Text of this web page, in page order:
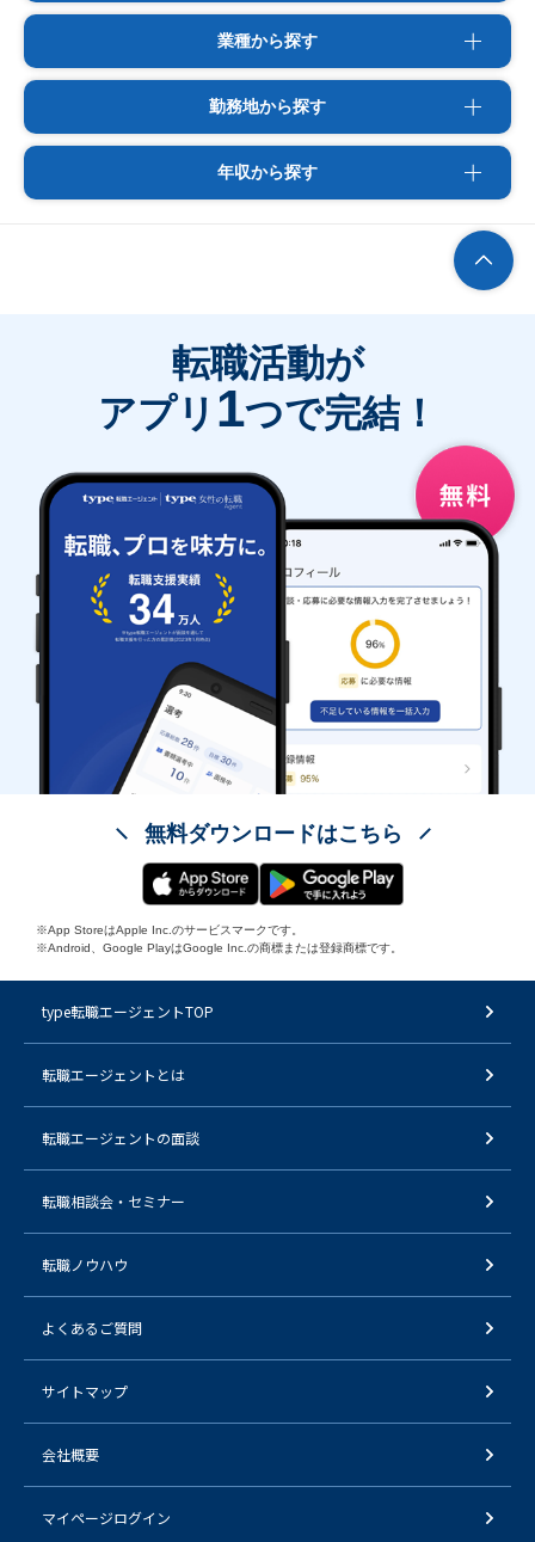
業種から探す
勤務地から探す
年収から探す
転職活動が
アプリ 1つで完結！
無料ダウンロードはこちら
※App StoreはApple Inc.のサービスマークです。
※Android、Google PlayはGoogle Inc.の商標または登録商標です。
type転職エージェントTOP
転職エージェントとは
転職エージェントの面談
転職相談会・セミナー
転職ノウハウ
よくあるご質問
サイトマップ
会社概要
マイページログイン